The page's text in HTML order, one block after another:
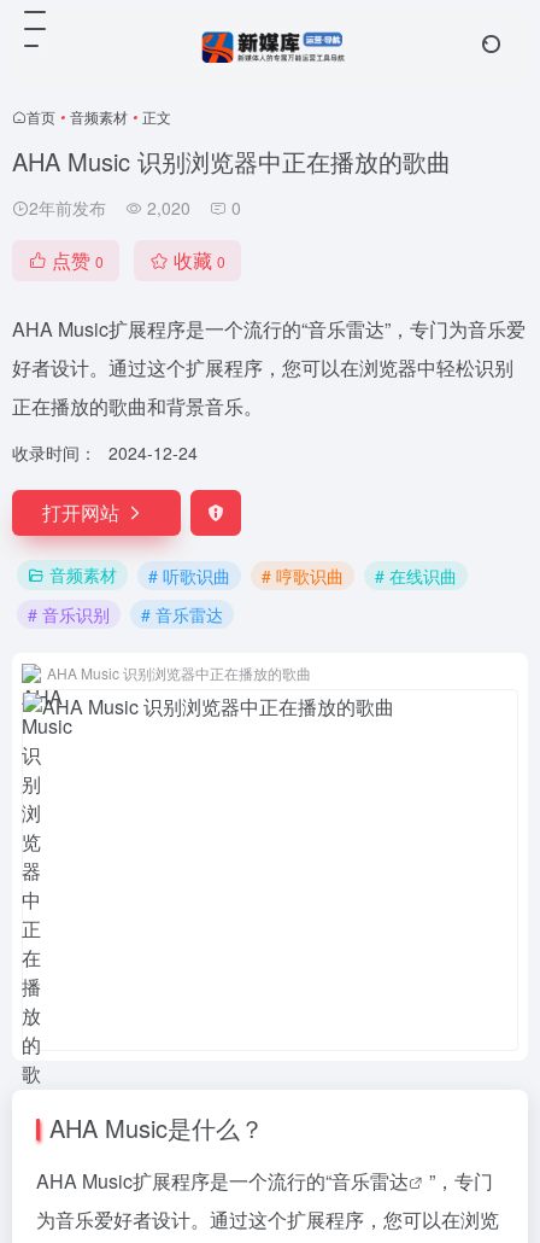
首页 • 音频素材 • 正文
AHA Music 识别浏览器中正在播放的歌曲
2年前发布 2,020 0
点赞 0 收藏 0
AHA Music扩展程序是一个流行的“音乐雷达”，专门为音乐爱
好者设计。通过这个扩展程序，您可以在浏览器中轻松识别
正在播放的歌曲和背景音乐。
收录时间： 2024-12-24
打开网站
音频素材 # 听歌识曲 # 哼歌识曲
# 在线识曲
# 音乐识别
# 音乐雷达
AHA Music 识别浏览器中正在播放的歌曲
AHA Music是什么？
AHA Music扩展程序是一个流行的“音乐雷达
”，专门
为音乐爱好者设计。通过这个扩展程序，您可以在浏览